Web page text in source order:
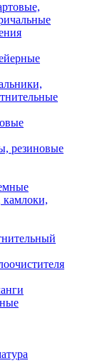
резиновые
камлоки,